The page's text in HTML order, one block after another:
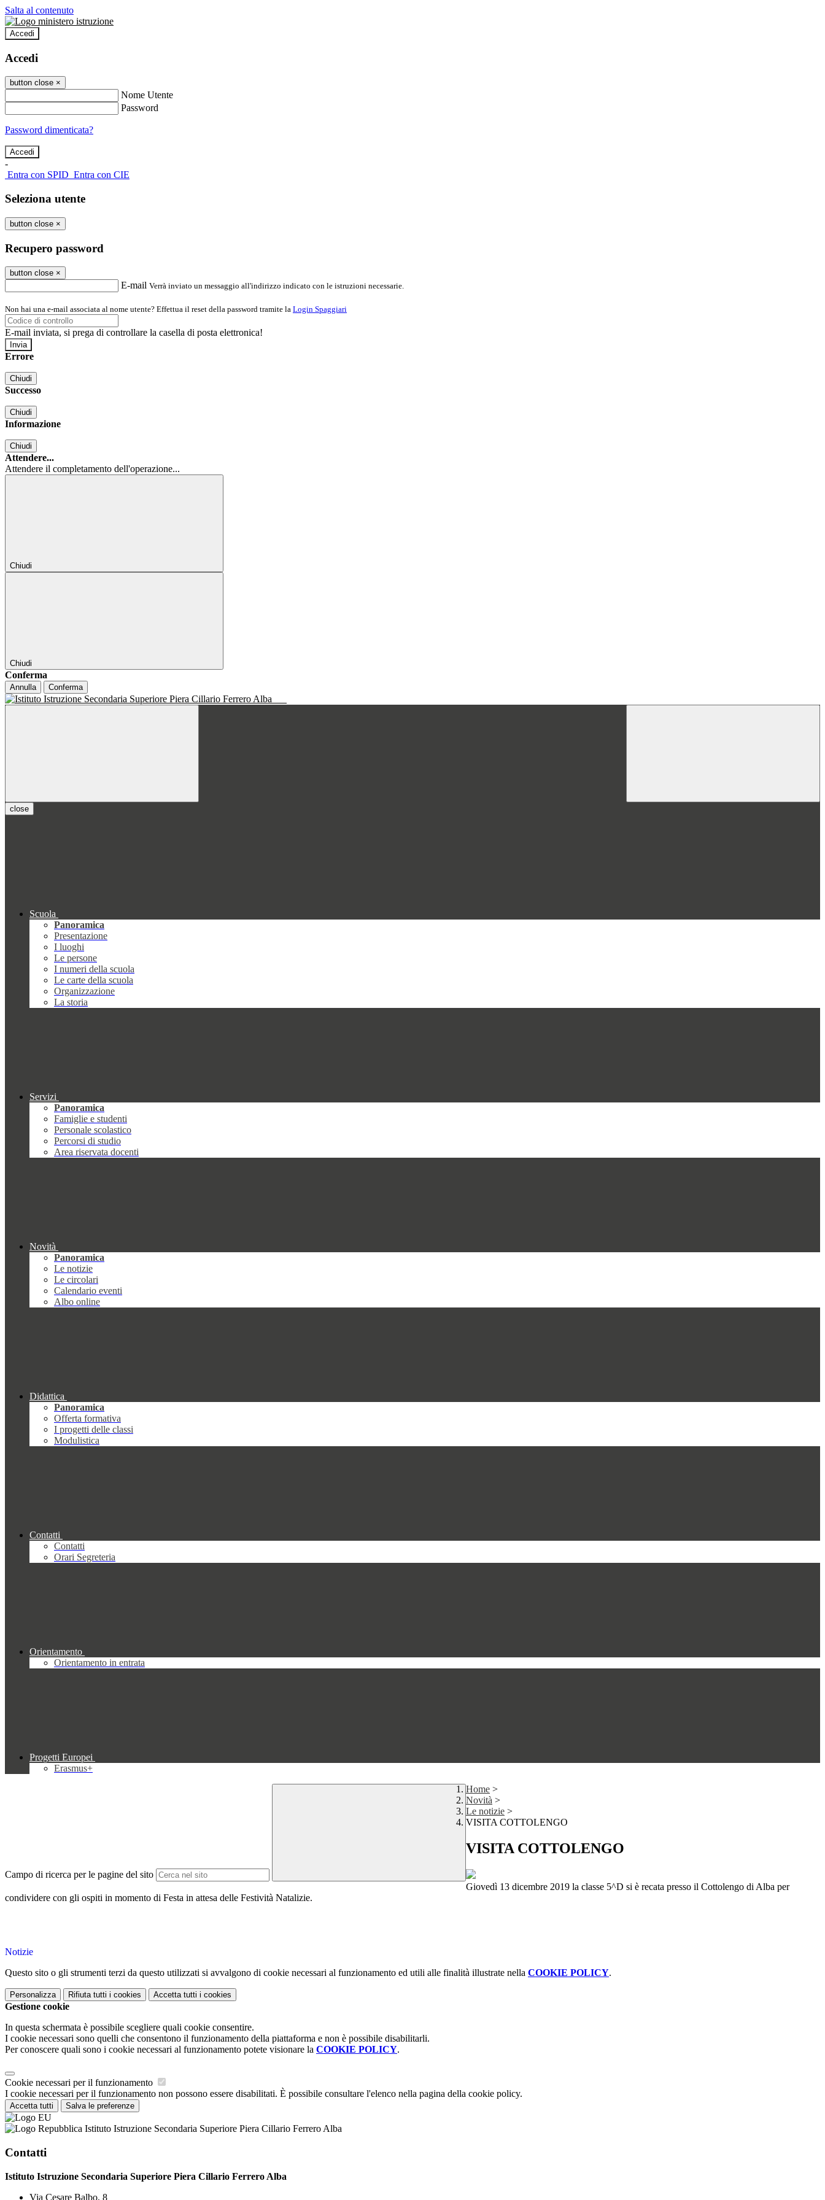
Salta al contenuto
Accedi
Accedi
button close ×
Nome Utente
Password
Password dimenticata?
-
Entra con SPID Entra con CIE
Seleziona utente
button close ×
Recupero password
button close ×
E-mail Verrà inviato un messaggio all'indirizzo indicato con le istruzioni necessarie.
Non hai una e-mail associata al nome utente? Effettua il reset della password tramite la Login Spaggiari
E-mail inviata, si prega di controllare la casella di posta elettronica!
Errore
Chiudi
Successo
Chiudi
Informazione
Chiudi
Attendere...
Attendere il completamento dell'operazione...
Chiudi
Chiudi
Conferma
Annulla Conferma
close
Scuola
Panoramica
Presentazione
I luoghi
Le persone
I numeri della scuola
Le carte della scuola
Organizzazione
La storia
Servizi
Panoramica
Famiglie e studenti
Personale scolastico
Percorsi di studio
Area riservata docenti
Novità
Panoramica
Le notizie
Le circolari
Calendario eventi
Albo online
Didattica
Panoramica
Offerta formativa
I progetti delle classi
Modulistica
Contatti
Contatti
Orari Segreteria
Orientamento
Orientamento in entrata
Progetti Europei
Erasmus+
Campo di ricerca per le pagine del sito
Home >
Novità >
Le notizie >
VISITA COTTOLENGO
VISITA COTTOLENGO
Giovedì 13 dicembre 2019 la classe 5^D si è recata presso il Cottolengo di Alba per
condividere con gli ospiti in momento di Festa in attesa delle Festività Natalizie.
Notizie
Questo sito o gli strumenti terzi da questo utilizzati si avvalgono di cookie necessari al funzionamento ed utili alle finalità illustrate nella COOKIE POLICY.
Personalizza Rifiuta tutti i cookies Accetta tutti i cookies
Gestione cookie
In questa schermata è possibile scegliere quali cookie consentire.
I cookie necessari sono quelli che consentono il funzionamento della piattaforma e non è possibile disabilitarli.
Per conoscere quali sono i cookie necessari al funzionamento potete visionare la COOKIE POLICY.
Cookie necessari per il funzionamento
I cookie necessari per il funzionamento non possono essere disabilitati. È possibile consultare l'elenco nella pagina della cookie policy.
Accetta tutti Salva le preferenze
Istituto Istruzione Secondaria Superiore Piera Cillario Ferrero Alba
Contatti
Istituto Istruzione Secondaria Superiore Piera Cillario Ferrero Alba
Via Cesare Balbo, 8